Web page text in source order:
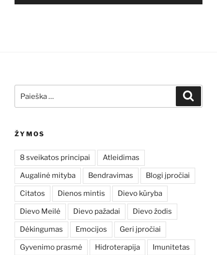
ŽYMOS
8 sveikatos principai Atleidimas
Augalinė mityba Bendravimas Blogi įpročiai
Citatos Dienos mintis Dievo kūryba
Dievo Meilė Dievo pažadai Dievo žodis
Dėkingumas Emocijos Geri įpročiai
Gyvenimo prasmė Hidroterapija Imunitetas